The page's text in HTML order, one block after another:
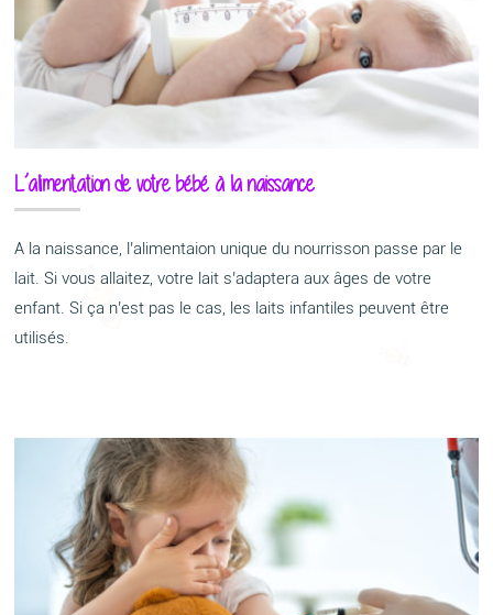
L’alimentation de votre bébé à la naissance
A la naissance, l’alimentaion unique du nourrisson passe par le
lait. Si vous allaitez, votre lait s’adaptera aux âges de votre
enfant. Si ça n’est pas le cas, les laits infantiles peuvent être
utilisés.